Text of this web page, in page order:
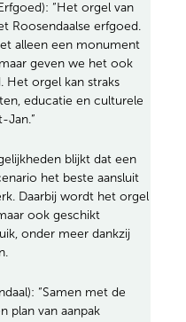
“Het orgel van
Roosendaalse erfgoed.
alleen een monument
geven we het ook
Het orgel kan straks
educatie en culturele
Jan.”
blijkt dat een
het beste aansluit
Daarbij wordt het orgel
ook geschikt
onder meer dankzij
“Samen met de
plan van aanpak